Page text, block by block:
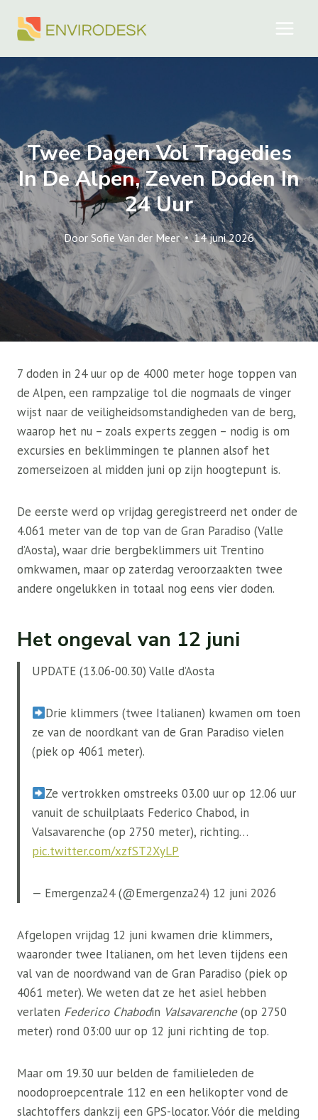
naar
Twee Dagen Vol Tragedies
In De Alpen, Zeven Doden In
24 Uur
Door Sofie Van der Meer 14 juni 2026
7 doden in 24 uur op de 4000 meter hoge toppen van
de Alpen, een rampzalige tol die nogmaals de vinger
wijst naar de veiligheidsomstandigheden van de berg,
waarop het nu – zoals experts zeggen – nodig is om
excursies en beklimmingen te plannen alsof het
zomerseizoen al midden juni op zijn hoogtepunt is.
De eerste werd op vrijdag geregistreerd net onder de
4.061 meter van de top van de Gran Paradiso (Valle
d’Aosta), waar drie bergbeklimmers uit Trentino
omkwamen, maar op zaterdag veroorzaakten twee
andere ongelukken in totaal nog eens vier doden.
Het ongeval van 12 juni
UPDATE (13.06-00.30) Valle d’Aosta
Drie klimmers (twee Italianen) kwamen om toen
ze van de noordkant van de Gran Paradiso vielen
(piek op 4061 meter).
Ze vertrokken omstreeks 03.00 uur op 12.06 uur
vanuit de schuilplaats Federico Chabod, in
Valsavarenche (op 2750 meter), richting…
pic.twitter.com/xzfST2XyLP
— Emergenza24 (@Emergenza24) 12 juni 2026
Afgelopen vrijdag 12 juni kwamen drie klimmers,
waaronder twee Italianen, om het leven tijdens een
val van de noordwand van de Gran Paradiso (piek op
4061 meter). We weten dat ze het asiel hebben
verlaten Federico Chabodin Valsavarenche(op 2750
meter) rond 03:00 uur op 12 juni richting de top.
Maar om 19.30 uur belden de familieleden de
noodoproepcentrale 112 en een helikopter vond de
slachtoffers dankzij een GPS-locator. Vóór die melding